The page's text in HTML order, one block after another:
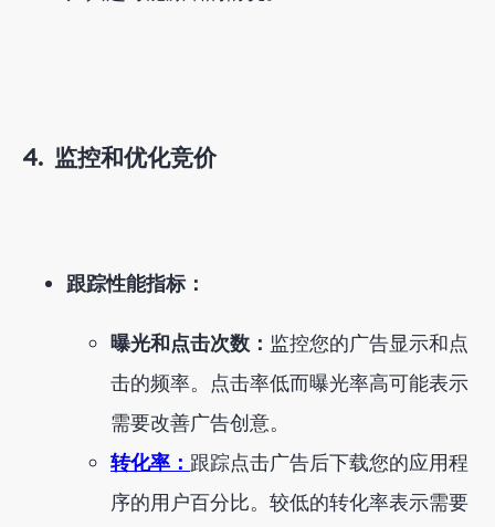
4. 监控和优化竞价
跟踪性能指标：
曝光和点击次数： 监控您的广告显示和点
击的频率。点击率低而曝光率高可能表示
需要改善广告创意。
转化率： 跟踪点击广告后下载您的应用程
序的用户百分比。较低的转化率表示需要